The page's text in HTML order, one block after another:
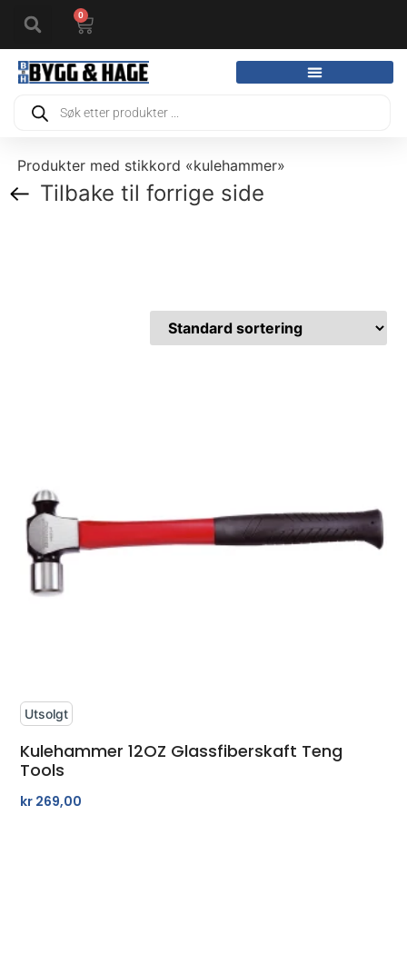
0
Produkter med stikkord «kulehammer»
Tilbake til forrige side
Kulehammer 12OZ Glassfiberskaft Teng
Tools
kr 269,00
Utsolgt